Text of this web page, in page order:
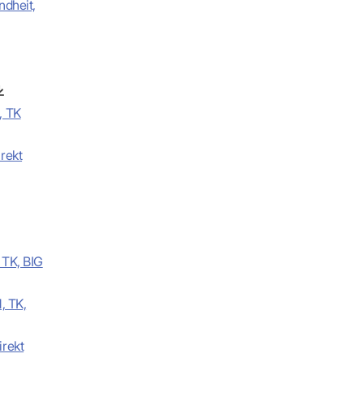
TK
BIG
TK,